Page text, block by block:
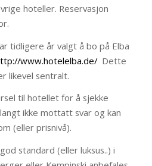
hoteller. Reservasjon
tidligere år valgt å bo på Elba
www.hotelelba.de/Dette
likevel sentralt.
til hotellet for å sjekke
ikke mottatt svar og kan
(eller prisnivå).
standard (eller luksus..) i